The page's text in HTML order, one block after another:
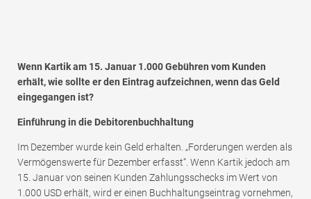
Wenn Kartik am 15. Januar 1.000 Gebühren vom Kunden
erhält, wie sollte er den Eintrag aufzeichnen, wenn das Geld
eingegangen ist?
Einführung in die Debitorenbuchhaltung
Im Dezember wurde kein Geld erhalten. „Forderungen werden als
Vermögenswerte für Dezember erfasst“. Wenn Kartik jedoch am
15. Januar von seinen Kunden Zahlungsschecks im Wert von
1.000 USD erhält, wird er einen Buchhaltungseintrag vornehmen,